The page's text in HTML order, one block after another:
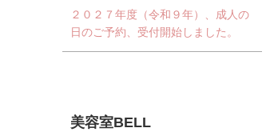
２０２７年度（令和９年）、成人の
日のご予約、受付開始しました。
美容室BELL